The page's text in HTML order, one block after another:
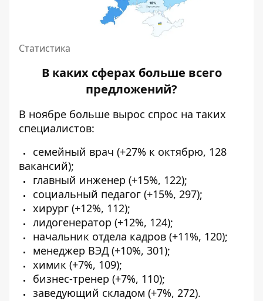
Статистика
В каких сферах больше всего
предложений?
В ноябре больше вырос спрос на таких
специалистов:
семейный врач (+27% к октябрю, 128
вакансий);
главный инженер (+15%, 122);
социальный педагог (+15%, 297);
хирург (+12%, 112);
лидогенератор (+12%, 124);
начальник отдела кадров (+11%, 120);
менеджер ВЭД (+10%, 301);
химик (+7%, 109);
бизнес-тренер (+7%, 110);
заведующий складом (+7%, 272).